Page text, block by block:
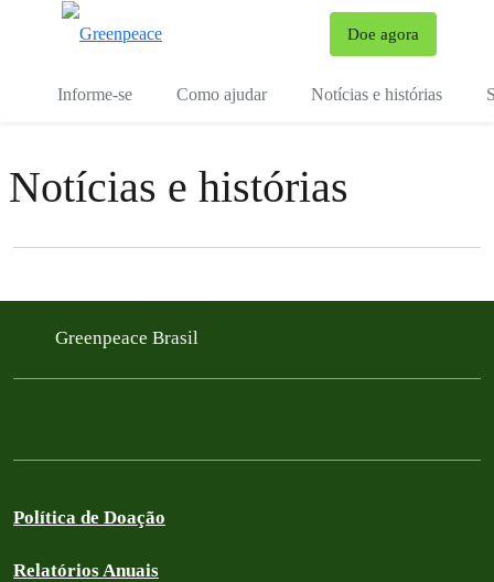
Doe agora
Informe-se Como ajudar Notícias e histórias
Notícias e histórias
Filter posts
Greenpeace Brasil
Política de Doação
Relatórios Anuais